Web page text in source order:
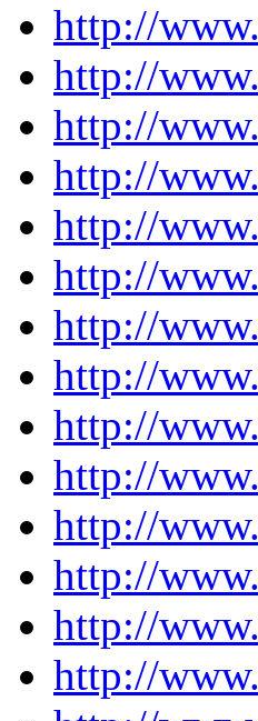
http://
http://
http://
http://
http://
http://
http://
http://
http://
http://
http://
http://
http://
http://